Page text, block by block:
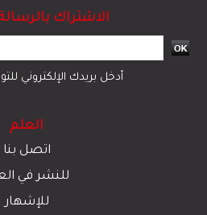
الاشتراك بالرسالة
أدخل بريدك الإلكتروني
العلم
اتصل بنا
للنشر في
للإشهار